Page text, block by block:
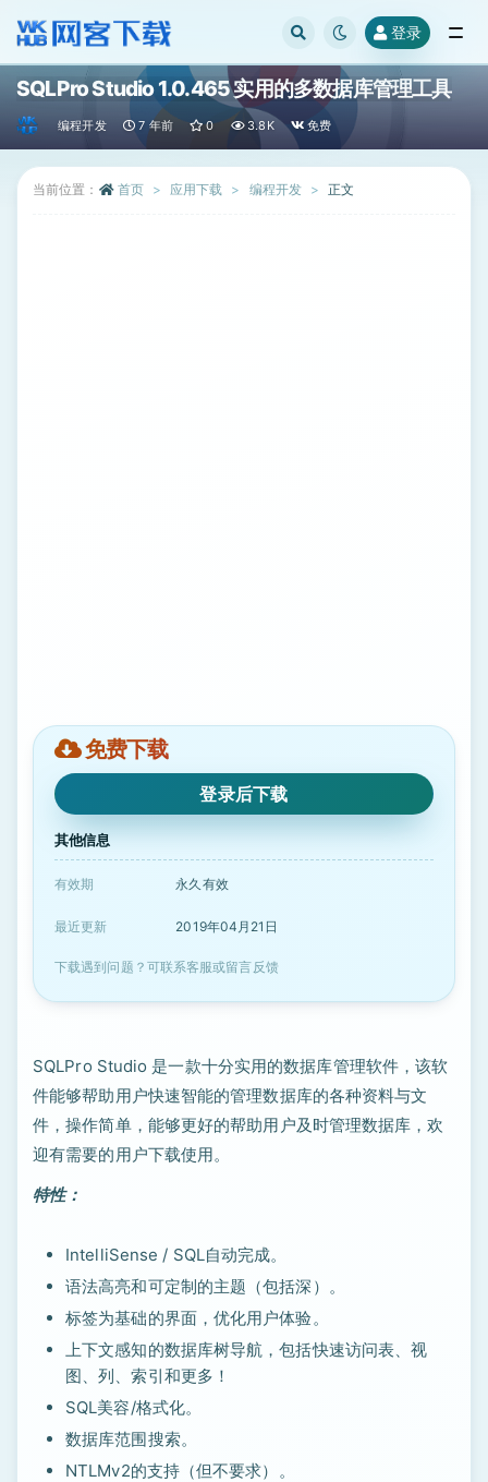
登录
SQLPro Studio 1.0.465 实用的多数据库管理工具
编程开发 7 年前 0 3.8K 免费
当前位置： 首页 应用下载 编程开发 正文
免费下载
登录后下载
其他信息
有效期 永久有效
最近更新 2019年04月21日
下载遇到问题？可联系客服或留言反馈
SQLPro Studio 是一款十分实用的数据库管理软件，该软
件能够帮助用户快速智能的管理数据库的各种资料与文
件，操作简单，能够更好的帮助用户及时管理数据库，欢
迎有需要的用户下载使用。
特性：
IntelliSense / SQL自动完成。
语法高亮和可定制的主题（包括深）。
标签为基础的界面，优化用户体验。
上下文感知的数据库树导航，包括快速访问表、视
图、列、索引和更多！
SQL美容/格式化。
数据库范围搜索。
NTLMv2的支持（但不要求）。
全部